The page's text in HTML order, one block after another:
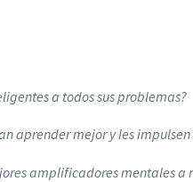
a todos sus problemas?
aprender mejor y les
amplificadores mentales a